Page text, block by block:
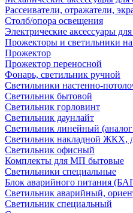
Рассеиватели, отражатели,
Столб/опора освещения
Электрические аксессуары
Прожекторы и светильники
Прожектор
Прожектор переносной
Фонарь, светильник ручной
Светильники настенно-
Светильник бытовой
Светильник горловинт
Светильник даунлайт
Светильник линейный
Светильник накладной ЖКХ,
Светильник офисный
Комплекты для МП бытовые
Светильники специальные
Блок аварийного питания
Светильник аварийный,
Светильник специальный